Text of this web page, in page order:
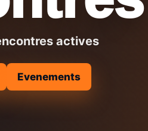
actives
Evenements